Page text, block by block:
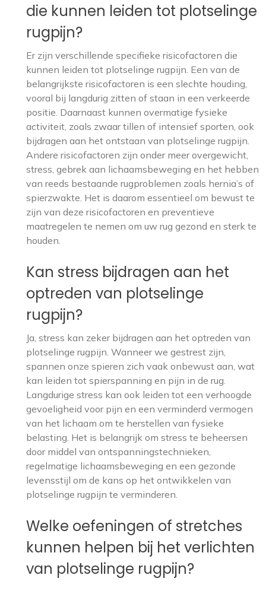
die kunnen leiden tot plotselinge
rugpijn?
Er zijn verschillende specifieke risicofactoren die
kunnen leiden tot plotselinge rugpijn. Een van de
belangrijkste risicofactoren is een slechte houding,
vooral bij langdurig zitten of staan in een verkeerde
positie. Daarnaast kunnen overmatige fysieke
activiteit, zoals zwaar tillen of intensief sporten, ook
bijdragen aan het ontstaan van plotselinge rugpijn.
Andere risicofactoren zijn onder meer overgewicht,
stress, gebrek aan lichaamsbeweging en het hebben
van reeds bestaande rugproblemen zoals hernia’s of
spierzwakte. Het is daarom essentieel om bewust te
zijn van deze risicofactoren en preventieve
maatregelen te nemen om uw rug gezond en sterk te
houden.
Kan stress bijdragen aan het
optreden van plotselinge
rugpijn?
Ja, stress kan zeker bijdragen aan het optreden van
plotselinge rugpijn. Wanneer we gestrest zijn,
spannen onze spieren zich vaak onbewust aan, wat
kan leiden tot spierspanning en pijn in de rug.
Langdurige stress kan ook leiden tot een verhoogde
gevoeligheid voor pijn en een verminderd vermogen
van het lichaam om te herstellen van fysieke
belasting. Het is belangrijk om stress te beheersen
door middel van ontspanningstechnieken,
regelmatige lichaamsbeweging en een gezonde
levensstijl om de kans op het ontwikkelen van
plotselinge rugpijn te verminderen.
Welke oefeningen of stretches
kunnen helpen bij het verlichten
van plotselinge rugpijn?